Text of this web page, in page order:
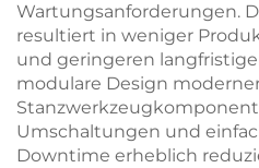
Wartungsanforderungen.
resultiert in weniger
und geringeren
modulare Design
Umschaltungen und
Downtime erheblich